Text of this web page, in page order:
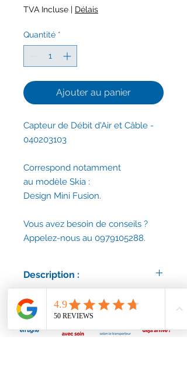
TVA Incluse | Délais
Quantité *
Ajouter au panier
Capteur de Débit d'Air et Câble -
040203103
Correspond notamment
au modèle Skia :
Design Mini Fusion.
Vous avez besoin de conseils ?
Appelez-nous au 0979105288.
Description :
Délais d'expédition : 7 à 15 jours
ouvrés.
Vous avez besoin de conseils ?
Appelez-nous au 0979105288.